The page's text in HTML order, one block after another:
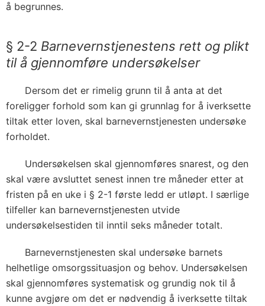
å begrunnes.
§ 2-2 Barnevernstjenestens rett og plikt
til å gjennomføre undersøkelser
Dersom det er rimelig grunn til å anta at det
foreligger forhold som kan gi grunnlag for å iverksette
tiltak etter loven, skal barnevernstjenesten undersøke
forholdet.
Undersøkelsen skal gjennomføres snarest, og den
skal være avsluttet senest innen tre måneder etter at
fristen på en uke i § 2-1 første ledd er utløpt. I særlige
tilfeller kan barnevernstjenesten utvide
undersøkelsestiden til inntil seks måneder totalt.
Barnevernstjenesten skal undersøke barnets
helhetlige omsorgssituasjon og behov. Undersøkelsen
skal gjennomføres systematisk og grundig nok til å
kunne avgjøre om det er nødvendig å iverksette tiltak